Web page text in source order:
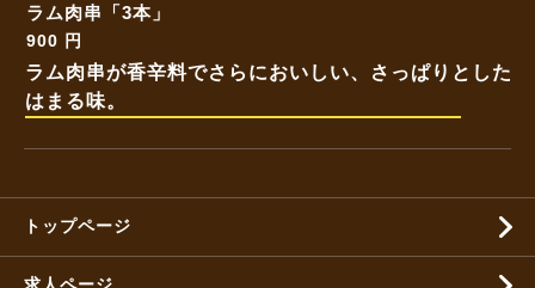
ラム肉串「3本」
900 円
ラム肉串が香辛料でさらにおいしい、さっぱりとした
はまる味。
トップページ
求人ページ